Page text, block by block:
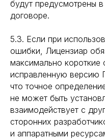
будут предусмотрены
договоре.
5.3. Если при
ошибки, Лицензиар
максимально короткие
исправленную версию
что точное
не может быть
взаимодействует с
сторонних
и аппаратными